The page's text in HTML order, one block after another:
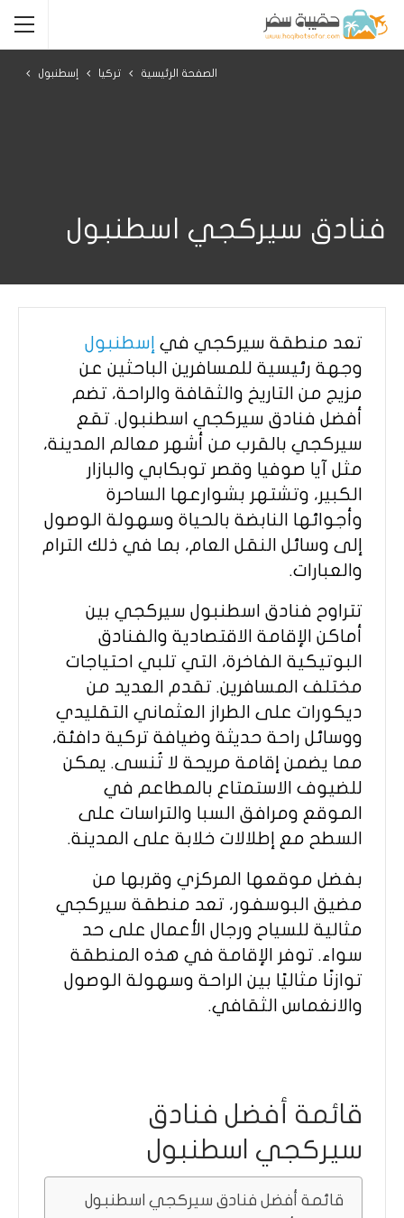
الصفحة الرئيسية تركيا إسطنبول
فنادق سيركجي اسطنبول
تعد منطقة سيركجي في إسطنبول
وجهة رئيسية للمسافرين الباحثين عن
مزيج من التاريخ والثقافة والراحة، تضم
أفضل فنادق سيركجي اسطنبول. تقع
سيركجي بالقرب من أشهر معالم المدينة،
مثل آيا صوفيا وقصر توبكابي والبازار
الكبير، وتشتهر بشوارعها الساحرة
وأجوائها النابضة بالحياة وسهولة الوصول
إلى وسائل النقل العام، بما في ذلك الترام
والعبارات.
تتراوح فنادق اسطنبول سيركجي بين
أماكن الإقامة الاقتصادية والفنادق
البوتيكية الفاخرة، التي تلبي احتياجات
مختلف المسافرين. تقدم العديد من
ديكورات على الطراز العثماني التقليدي
ووسائل راحة حديثة وضيافة تركية دافئة،
مما يضمن إقامة مريحة لا تُنسى. يمكن
للضيوف الاستمتاع بالمطاعم في
الموقع ومرافق السبا والتراسات على
السطح مع إطلالات خلابة على المدينة.
بفضل موقعها المركزي وقربها من
مضيق البوسفور، تعد منطقة سيركجي
مثالية للسياح ورجال الأعمال على حد
سواء. توفر الإقامة في هذه المنطقة
توازنًا مثاليًا بين الراحة وسهولة الوصول
والانغماس الثقافي.
قائمة أفضل فنادق
سيركجي اسطنبول
قائمة أفضل فنادق سيركجي اسطنبول